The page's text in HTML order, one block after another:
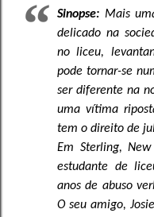
Sinopse: Mais
delicado na
no liceu,
pode tornar-se
ser diferente na
uma vítima
tem o direito de
Em Sterling,
estudante de
anos de abuso
O seu amigo,